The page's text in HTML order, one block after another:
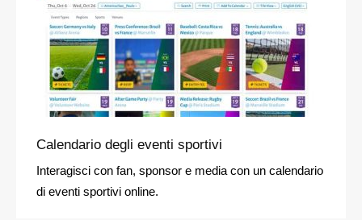
Calendario degli eventi sportivi
Interagisci con fan, sponsor e media con un calendario
di eventi sportivi online.